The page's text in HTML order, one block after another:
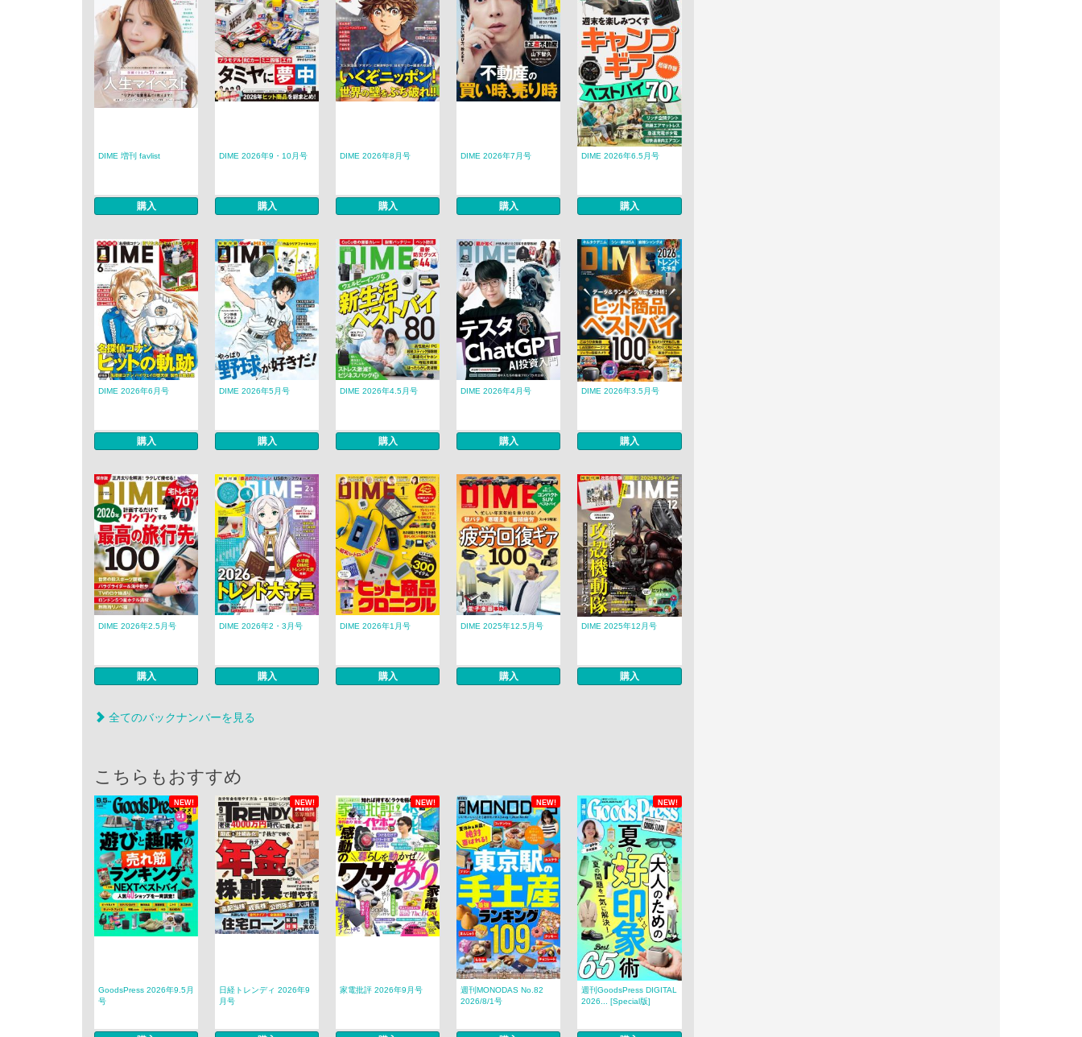
DIME 増刊 favlist
購入
DIME 2026年9・10月号
購入
DIME 2026年8月号
購入
DIME 2026年7月号
購入
DIME 2026年6.5月号
購入
DIME 2026年6月号
購入
DIME 2026年5月号
購入
DIME 2026年4.5月号
購入
DIME 2026年4月号
購入
DIME 2026年3.5月号
購入
DIME 2026年2.5月号
購入
DIME 2026年2・3月号
購入
DIME 2026年1月号
購入
DIME 2025年12.5月号
購入
DIME 2025年12月号
購入
全てのバックナンバーを見る
こちらもおすすめ
NEW! NEW! NEW! NEW! NEW!
GoodsPress 2026年9.5月
号
日経トレンディ 2026年9
月号
家電批評 2026年9月号
週刊MONODAS No.82
2026/8/1号
週刊GoodsPress DIGITAL
2026... [Special版]